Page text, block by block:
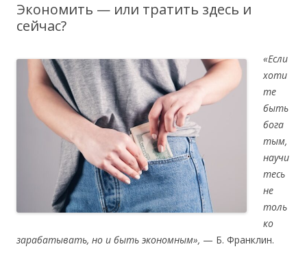
Экономить — или тратить здесь и
сейчас?
«Если
хоти
те
быть
бога
тым,
научи
тесь
не
толь
ко
зарабатывать, но и быть экономным», — Б. Франклин.